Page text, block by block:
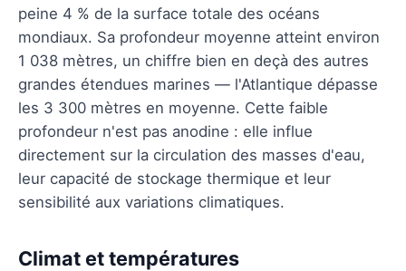
peine 4 % de la surface totale des océans
mondiaux. Sa profondeur moyenne atteint environ
1 038 mètres, un chiffre bien en deçà des autres
grandes étendues marines — l'Atlantique dépasse
les 3 300 mètres en moyenne. Cette faible
profondeur n'est pas anodine : elle influe
directement sur la circulation des masses d'eau,
leur capacité de stockage thermique et leur
sensibilité aux variations climatiques.
Climat et températures